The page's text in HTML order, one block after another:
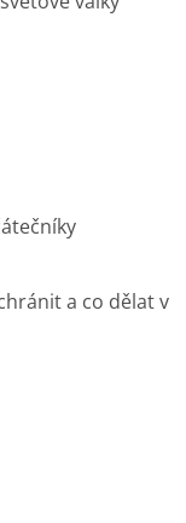
a co dělat v